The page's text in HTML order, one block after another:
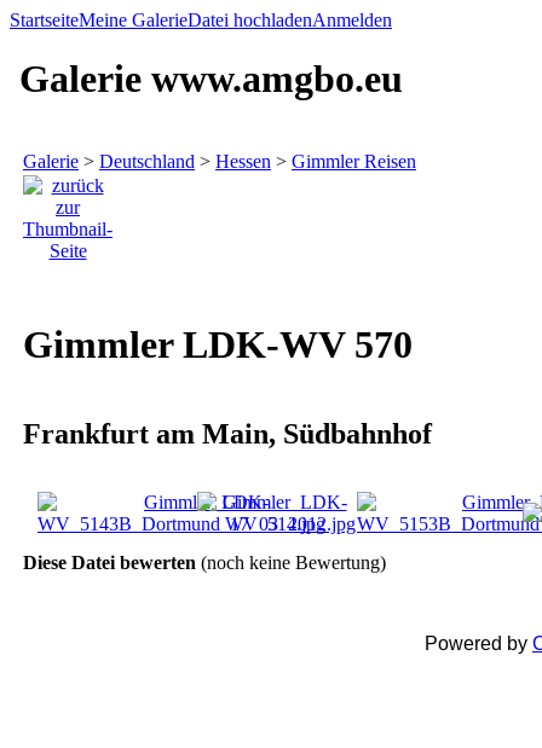
StartseiteMeine GalerieDatei hochladenAnmelden
Galerie www.amgbo.eu
Galerie > Deutschland > Hessen > Gimmler Reisen
Gimmler LDK-WV 570
Frankfurt am Main, Südbahnhof
Diese Datei bewerten (noch keine Bewertung)
Powered by